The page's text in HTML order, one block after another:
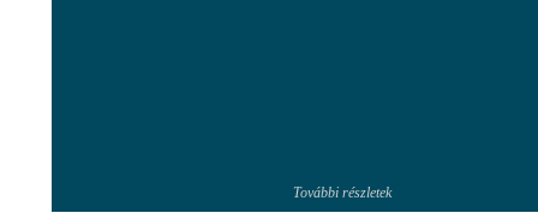
További részletek